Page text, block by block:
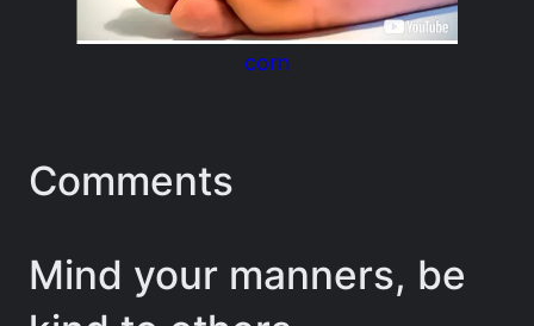
corn
Comments
Mind your manners, be